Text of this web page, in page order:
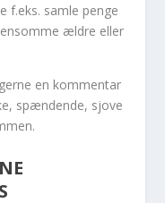
f.eks. samle penge
ældre eller
en kommentar
spændende, sjove